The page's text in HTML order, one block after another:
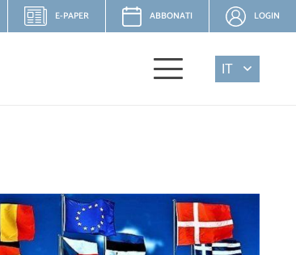
E-PAPER ABBONATI LOGIN
IT